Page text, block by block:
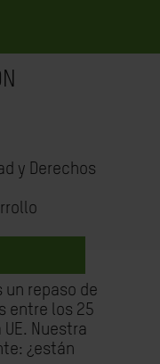
y Derechos
un repaso de
entre los 25
Nuestra
¿están